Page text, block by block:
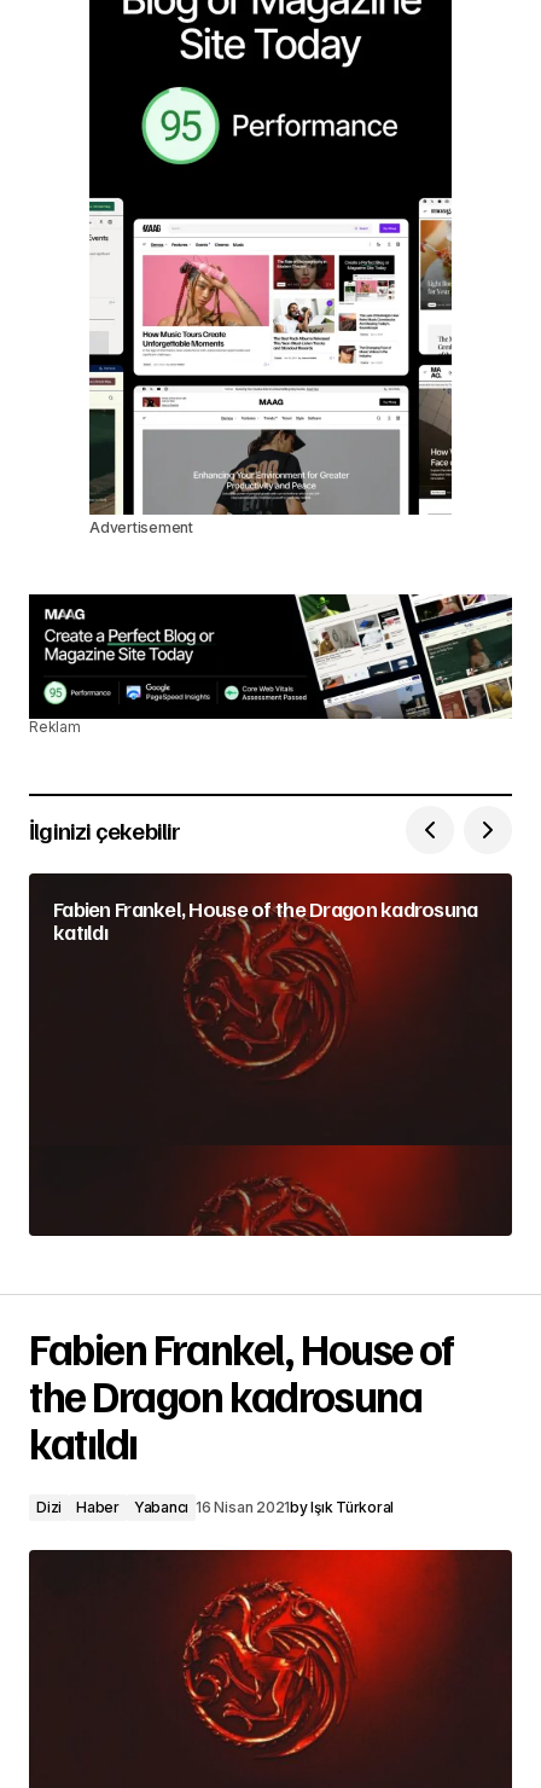
Advertisement
Reklam
İlginizi çekebilir
Fabien Frankel, House of the Dragon kadrosuna
katıldı
Fabien Frankel, House of
the Dragon kadrosuna
katıldı
Dizi Haber Yabancı 16 Nisan 2021byIşık Türkoral